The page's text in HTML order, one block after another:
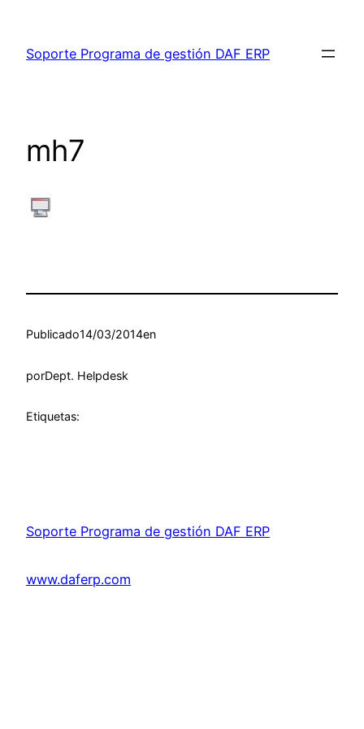
contenido
Soporte Programa de gestión DAF ERP
mh7
Publicado14/03/2014en
porDept. Helpdesk
Etiquetas:
Soporte Programa de gestión DAF ERP
www.daferp.com